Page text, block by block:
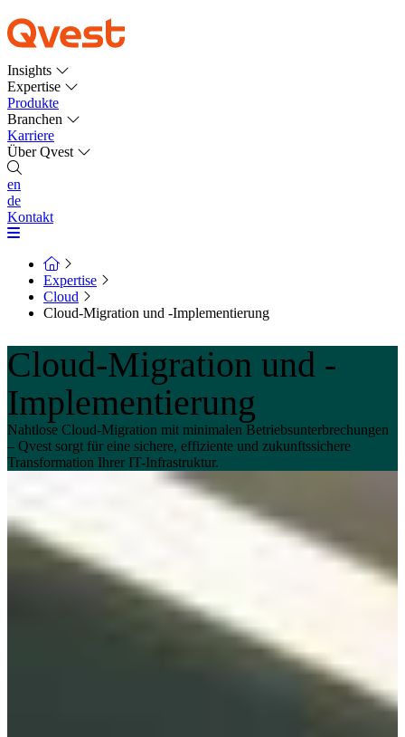
Insights
Expertise
Produkte
Branchen
Karriere
Über Qvest
en
de
Kontakt
Expertise
Cloud
Cloud-Migration und -Implementierung
Cloud-Migration und -
Implementierung
Nahtlose Cloud-Migration mit minimalen Betriebsunterbrechungen
– Qvest sorgt für eine sichere, effiziente und zukunftssichere
Transformation Ihrer IT-Infrastruktur.